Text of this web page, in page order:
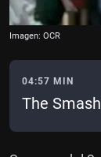
Imagen: OCR
04:57 MIN
The